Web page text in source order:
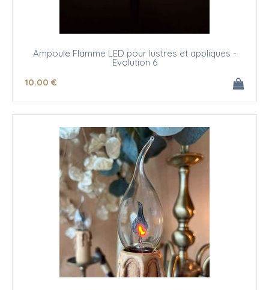
Ampoule Flamme LED pour lustres et appliques -
Evolution 6
10.00 €